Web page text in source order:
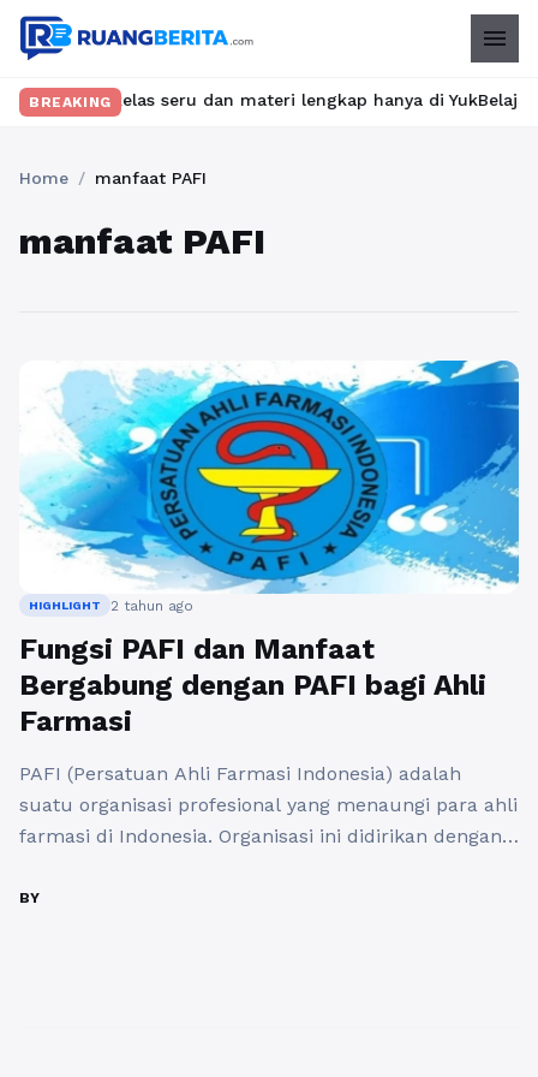
menu
BREAKING
kelas seru dan materi lengkap hanya di
Home / manfaat PAFI
manfaat PAFI
HIGHLIGHT 2 tahun ago
Fungsi PAFI dan Manfaat
Bergabung dengan PAFI bagi Ahli
Farmasi
PAFI (Persatuan Ahli Farmasi Indonesia) adalah
suatu organisasi profesional yang menaungi para ahli
farmasi di Indonesia. Organisasi ini didirikan dengan
profesionalisme para anggotanya. PAFI juga berperan
BY